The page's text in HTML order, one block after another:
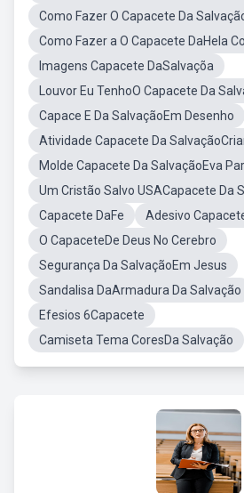
Como Fazer O Capacete Da
Como Fazer a O Capacete DaHela
Imagens Capacete DaSalvaçõa
Louvor Eu TenhoO Capacete Da
Capace E Da SalvaçãoEm Desenho
Atividade Capacete Da
Molde Capacete Da SalvaçãoEva
Um Cristão Salvo USACapacete Da
Capacete DaFe
Adesivo
O CapaceteDe Deus No Cerebro
Segurança Da SalvaçãoEm Jesus
Sandalisa DaArmadura Da Salvação
Efesios 6Capacete
Camiseta Tema CoresDa Salvação